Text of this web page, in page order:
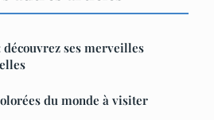
ses merveilles
du monde à visiter